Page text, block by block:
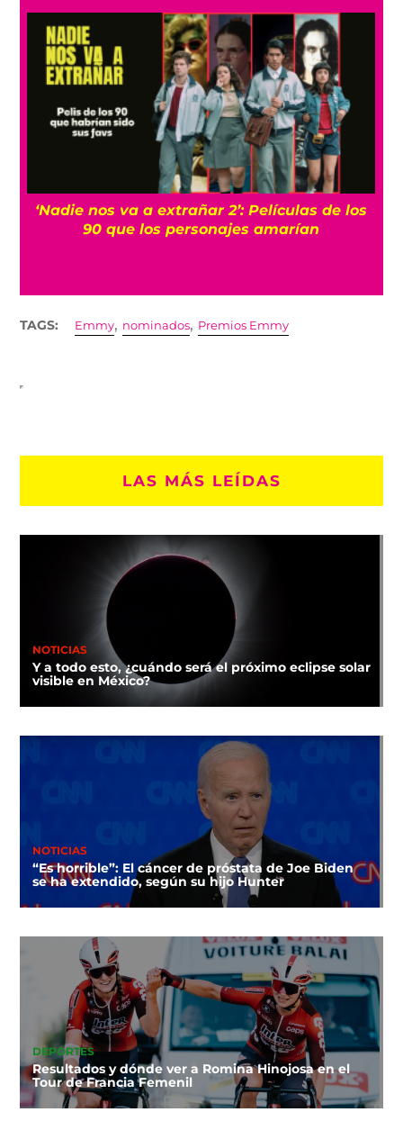
‘Nadie nos va a extrañar 2’: Películas de los
90 que los personajes amarían
TAGS: Emmy, nominados, Premios Emmy
LAS MÁS LEÍDAS
NOTICIAS
Y a todo esto, ¿cuándo será el próximo eclipse solar
visible en México?
NOTICIAS
“Es horrible”: El cáncer de próstata de Joe Biden
se ha extendido, según su hijo Hunter
DEPORTES
Resultados y dónde ver a Romina Hinojosa en el
Tour de Francia Femenil